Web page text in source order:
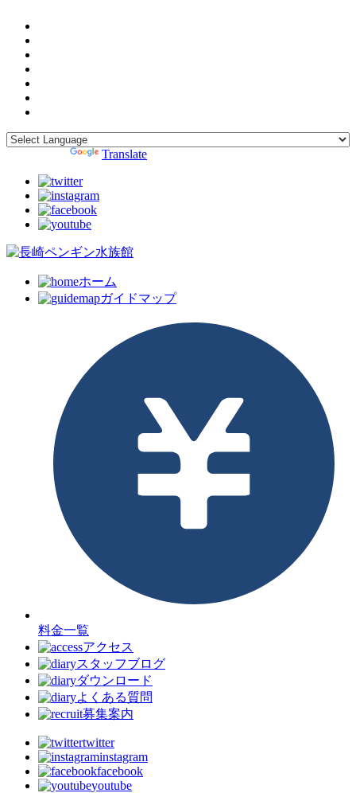
Translate
ホーム
ガイドマップ
料金一覧
アクセス
スタッフブログ
ダウンロード
よくある質問
募集案内
twitter
instagram
facebook
youtube